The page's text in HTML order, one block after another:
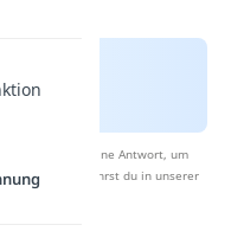
speichern wir deine Antwort, um
Mehr dazu erfährst du in unserer